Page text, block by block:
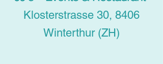
Klosterstrasse 30, 8406
Winterthur (ZH)